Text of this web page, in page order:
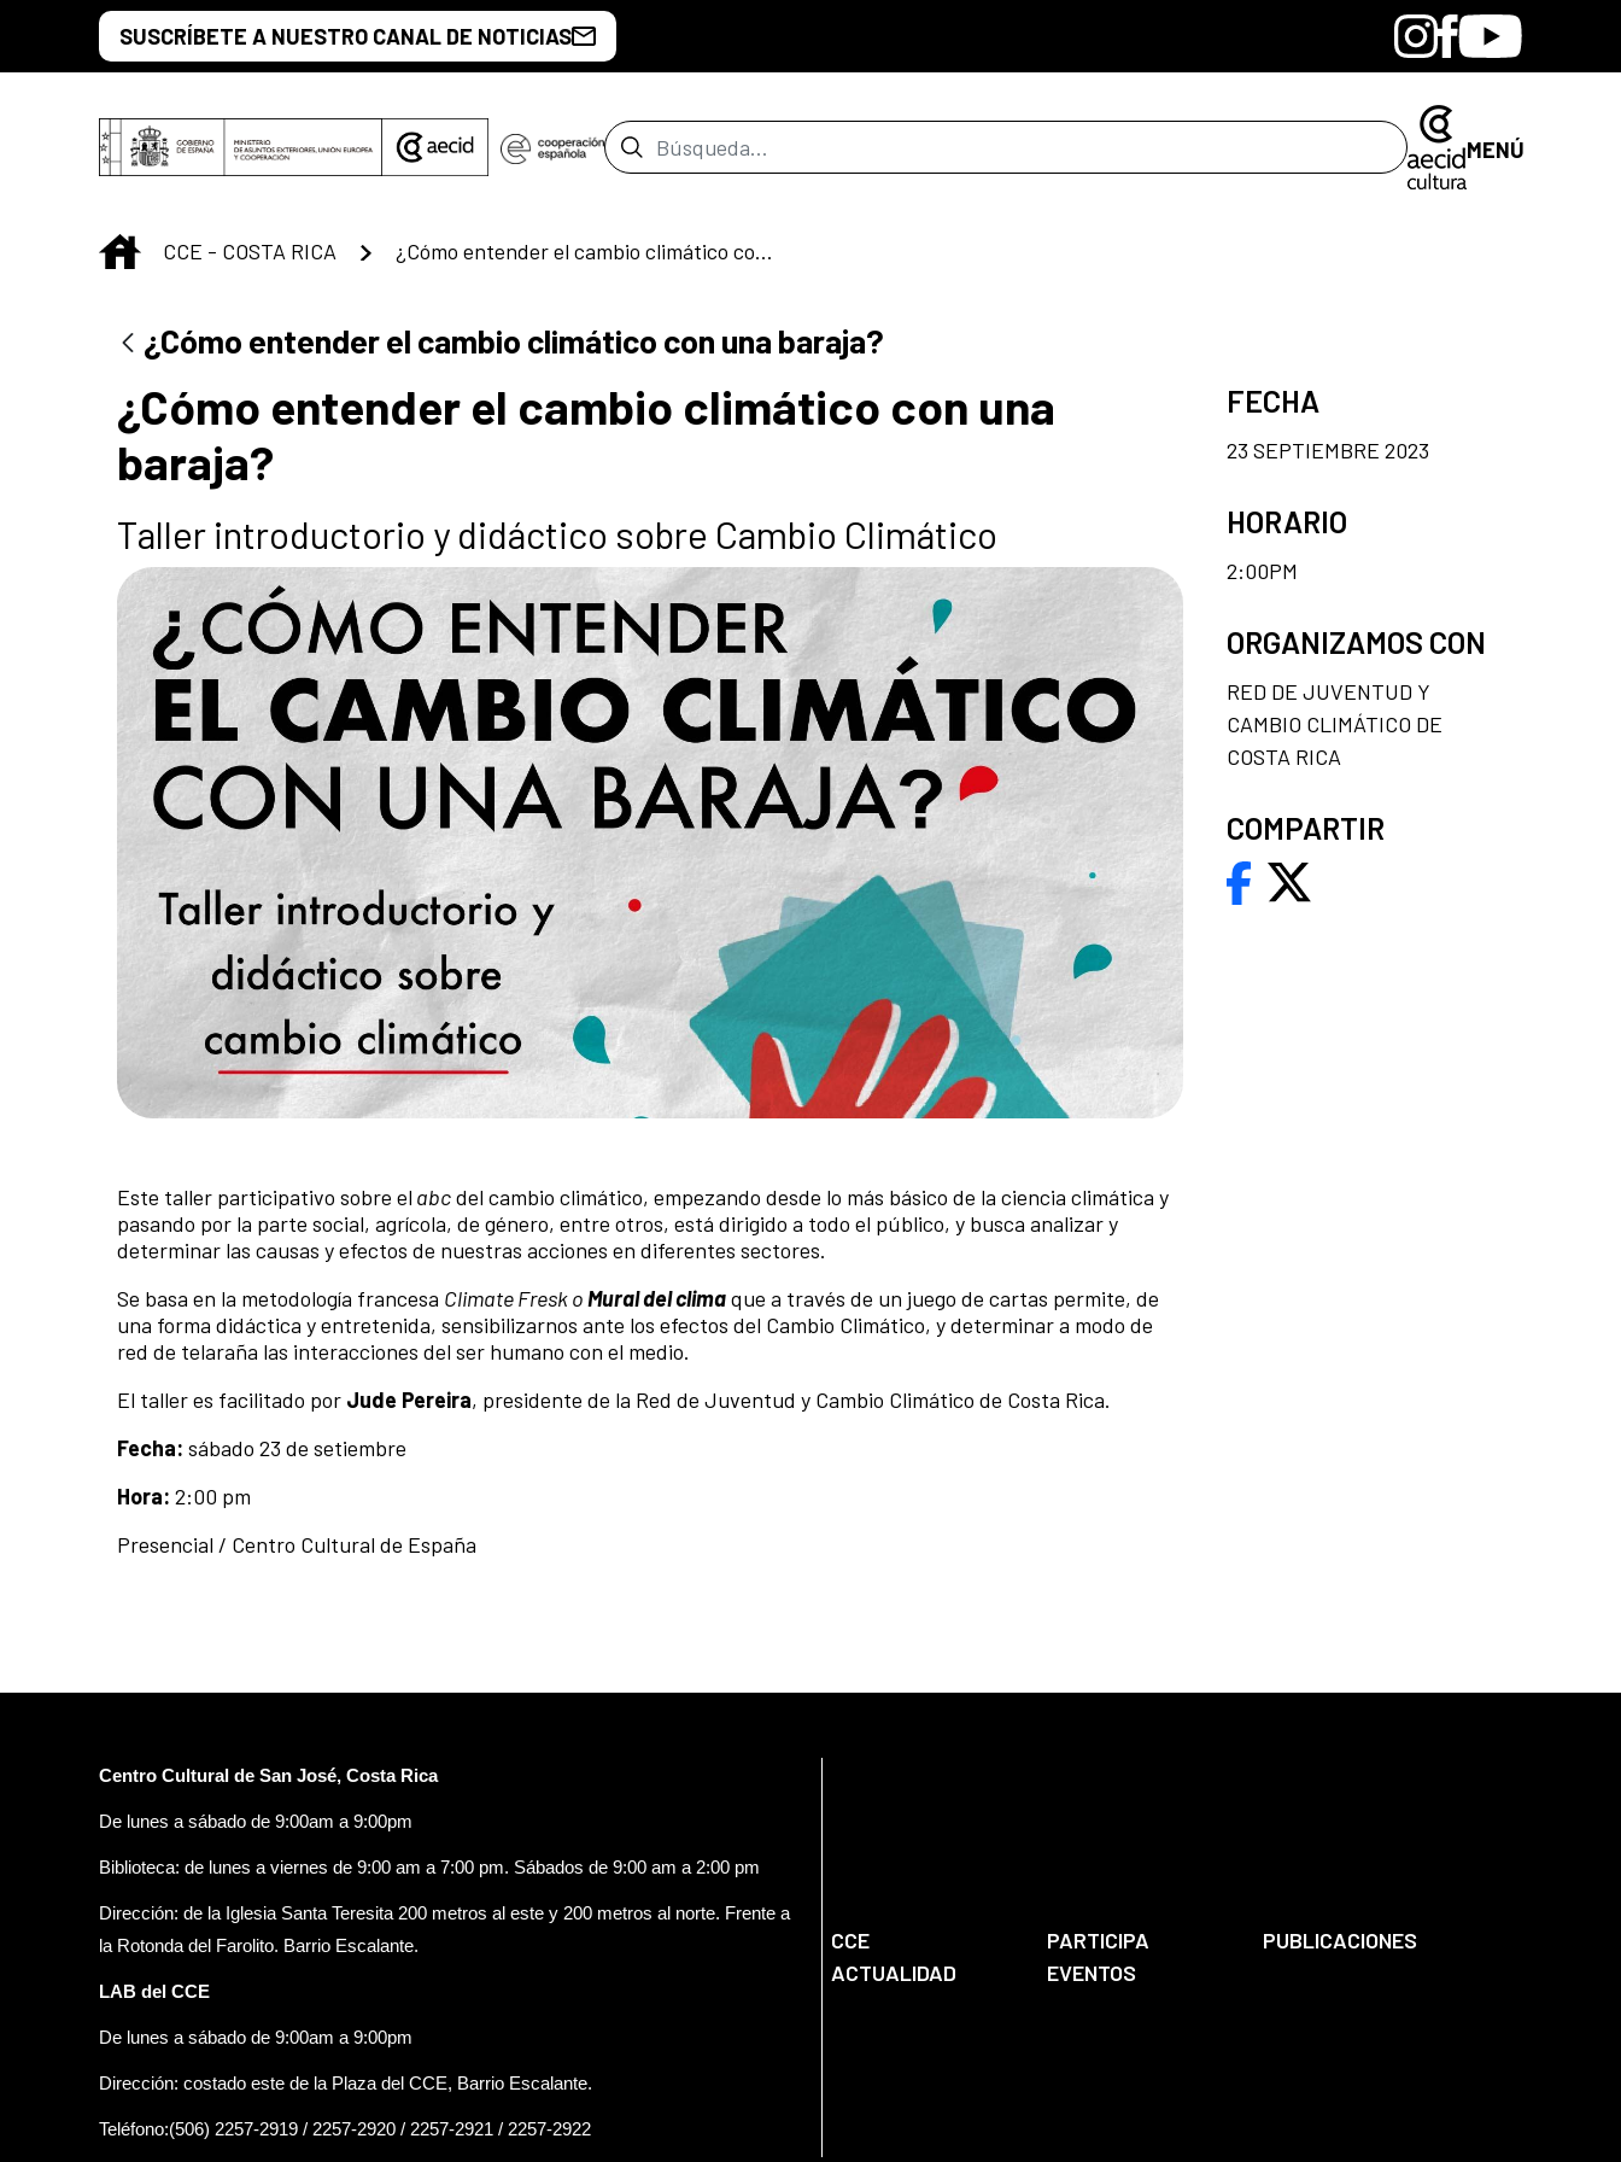
Saltar al contenido principal
SUSCRÍBETE A NUESTRO CANAL DE NOTICIAS BandcampInstagram
Facebook
Youtube
Barra de búsqueda MENÚ
INICIO
CCE - COSTA RICA ¿Cómo entender el cambio climático con una baraja?
¿Cómo entender el cambio climático con una baraja?
¿Cómo entender el cambio climático con una
baraja?
Taller introductorio y didáctico sobre Cambio Climático
Este taller participativo sobre el abcdel cambio climático, empezando desde lo más básico de la ciencia climática y
pasando por la parte social, agrícola, de género, entre otros, está dirigido a todo el público, y busca analizar y
determinar las causas y efectos de nuestras acciones en diferentes sectores.
Se basa en la metodología francesa Climate Fresk oMural del climaque a través de un juego de cartas permite, de
una forma didáctica y entretenida, sensibilizarnos ante los efectos del Cambio Climático, y determinar a modo de
red de telaraña las interacciones del ser humano con el medio.
El taller es facilitado por Jude Pereira, presidente de la Red de Juventud y Cambio Climático de Costa Rica.
Fecha: sábado 23 de setiembre
Hora: 2:00 pm
Presencial / Centro Cultural de España
FECHA
23 SEPTIEMBRE 2023
HORARIO
2:00PM
ORGANIZAMOS CON
RED DE JUVENTUD Y
CAMBIO CLIMÁTICO DE
COSTA RICA
COMPARTIR
Centro Cultural de San José, Costa Rica
De lunes a sábado de 9:00am a 9:00pm
Biblioteca: de lunes a viernes de 9:00 am a 7:00 pm. Sábados de 9:00 am a 2:00 pm
Dirección: de la Iglesia Santa Teresita 200 metros al este y 200 metros al norte. Frente a
la Rotonda del Farolito. Barrio Escalante.
LAB del CCE
De lunes a sábado de 9:00am a 9:00pm
Dirección: costado este de la Plaza del CCE, Barrio Escalante.
Teléfono:(506) 2257-2919 / 2257-2920 / 2257-2921 / 2257-2922
CCE PARTICIPA
PUBLICACIONES
ACTUALIDAD
EVENTOS